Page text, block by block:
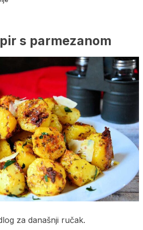
s parmezanom
za današnji ručak.